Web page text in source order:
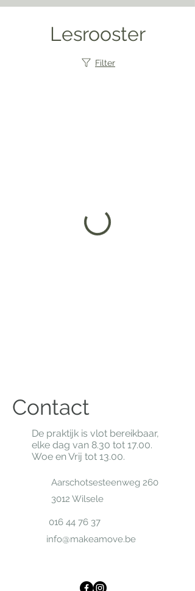
Lesrooster
Filter
Contact
De praktijk is vlot bereikbaar,
elke dag van 8.30 tot 17.00.
Woe en Vrij tot 13.00.
Aarschotsesteenweg 260
3012 Wilsele
016 44 76 37
info@makeamove.be